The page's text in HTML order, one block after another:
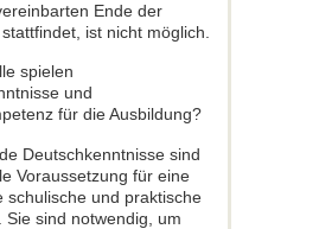
Ende der
ist nicht möglich.
spielen
und
für die Ausbildung?
Deutschkenntnisse sind
Voraussetzung für eine
schulische und praktische
Sie sind notwendig, um